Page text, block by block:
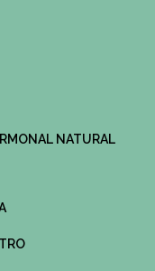
NATURAL